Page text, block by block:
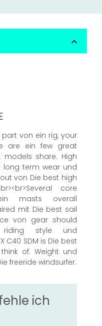
von ein rig, your
are ein few great
share. High
long term wear und
von Die best high
core
masts overall
mit Die best sail
von gear should
style und
C40 SDM is Die best
of. Weight und
freeride windsurfer.
ich